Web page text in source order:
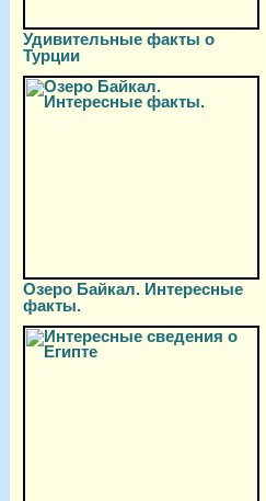
Удивительные факты о
Турции
Озеро Байкал. Интересные
факты.